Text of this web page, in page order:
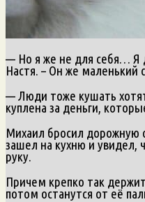
— Но я же не для себя… Я
Настя. – Он же маленький
— Люди тоже кушать
куплена за деньги,
Михаил бросил дорожную
зашел на кухню и увидел,
руку.
Причем крепко так
потом останутся от её